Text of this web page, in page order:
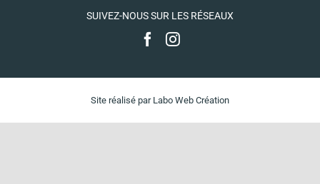
SUIVEZ-NOUS SUR LES RÉSEAUX
Site réalisé par Labo Web Création